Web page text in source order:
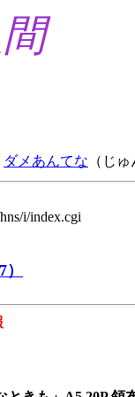
ダメあんてな （じ
i/index.cgi